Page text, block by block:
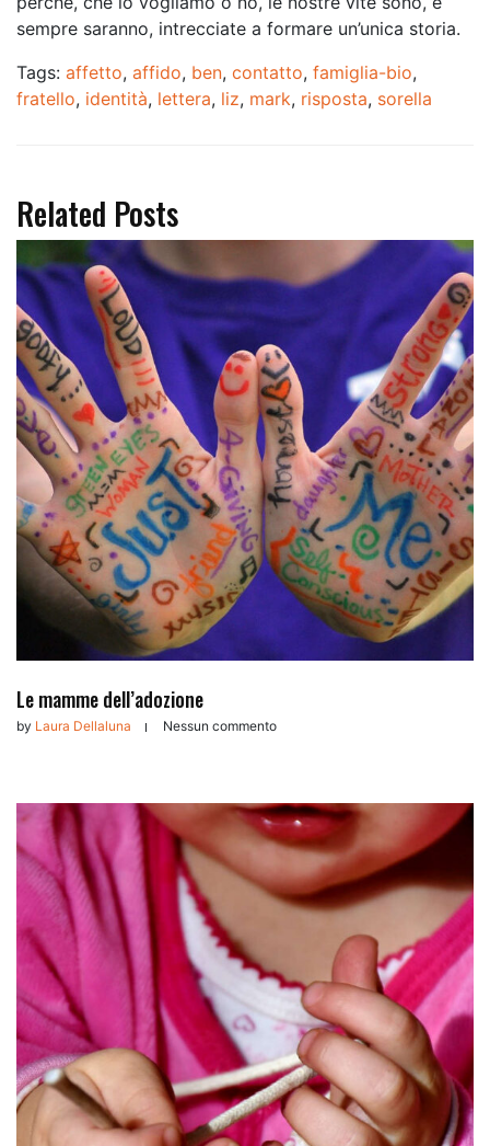
sempre saranno, intrecciate a formare un’unica storia.
Tags: affetto, affido, ben, contatto, famiglia-bio,
fratello, identità, lettera, liz, mark, risposta, sorella
Related Posts
Le mamme dell’adozione
by Laura Dellaluna Nessun commento